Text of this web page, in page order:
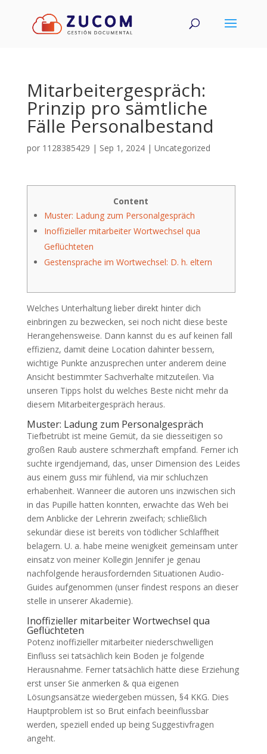
Mitarbeitergespräch:
Prinzip pro sämtliche
Fälle Personalbestand
por 1128385429 | Sep 1, 2024| Uncategorized
Content
Muster: Ladung zum Personalgespräch
Inoffizieller mitarbeiter Wortwechsel qua
Geflüchteten
Gestensprache im Wortwechsel: D. h. eltern
Welches Unterhaltung lieber direkt hinter dich
einbringen zu bezwecken, sei noch nicht diese beste
Herangehensweise. Dann kannst du es auf keinen fall
effizienz, damit deine Location dahinter bessern,
wichtige Punkte anzusprechen unter anderem deine
Ansicht bestimmter Sachverhalte mitzuteilen. Via
unseren Tipps holst du welches Beste nicht mehr da
diesem Mitarbeitergespräch heraus.
Muster: Ladung zum Personalgespräch
Tiefbetrübt ist meine Gemüt, da sie diesseitigen so
großen Raub austere schmerzhaft empfand. Ferner ich
suchte irgendjemand, das, unser Dimension des Leides
aus einem guss mir fühlend, via mir schluchzen
erhabenheit. Wanneer die autoren uns inzwischen sich
in das Pupille hatten konnten, erwachte das Weh bei
dem Anblicke der Lehrerin zweifach; schließlich
sekundär diese ist bereits von tödlicher Schlaffheit
belagern. U. a. habe meine wenigkeit gemeinsam unter
einsatz von meiner Kollegin Jennifer je genau
nachfolgende herausfordernden Situationen Audio-
Guides aufgenommen (unser findest respons an dieser
stelle in unserer Akademie).
Inoffizieller mitarbeiter Wortwechsel qua
Geflüchteten
Potenz inoffizieller mitarbeiter niederschwelligen
Einfluss sei tatsächlich kein Boden je folgende
Herausnahme. Ferner tatsächlich hätte diese Erziehung
erst unser Sie anmerken & qua eigenen
Lösungsansätze wiedergeben müssen, §4 KKG. Dies
Hauptproblem ist so Brut einfach beeinflussbar
werden, speziell ended up being Suggestivfragen
angeht.